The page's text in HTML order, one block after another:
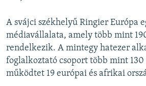
A svájci székhelyű Ringier Európa
médiavállalata, amely több mint
rendelkezik. A mintegy hatezer
foglalkoztató csoport több mint
működtet 19 európai és afrikai